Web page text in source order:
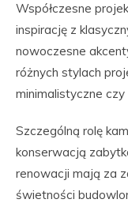
Współczesne
inspirację z
nowoczesne
różnych stylach
minimalistyczne czy
Szczególną rolę
konserwacją
renowacji mają za
świetności